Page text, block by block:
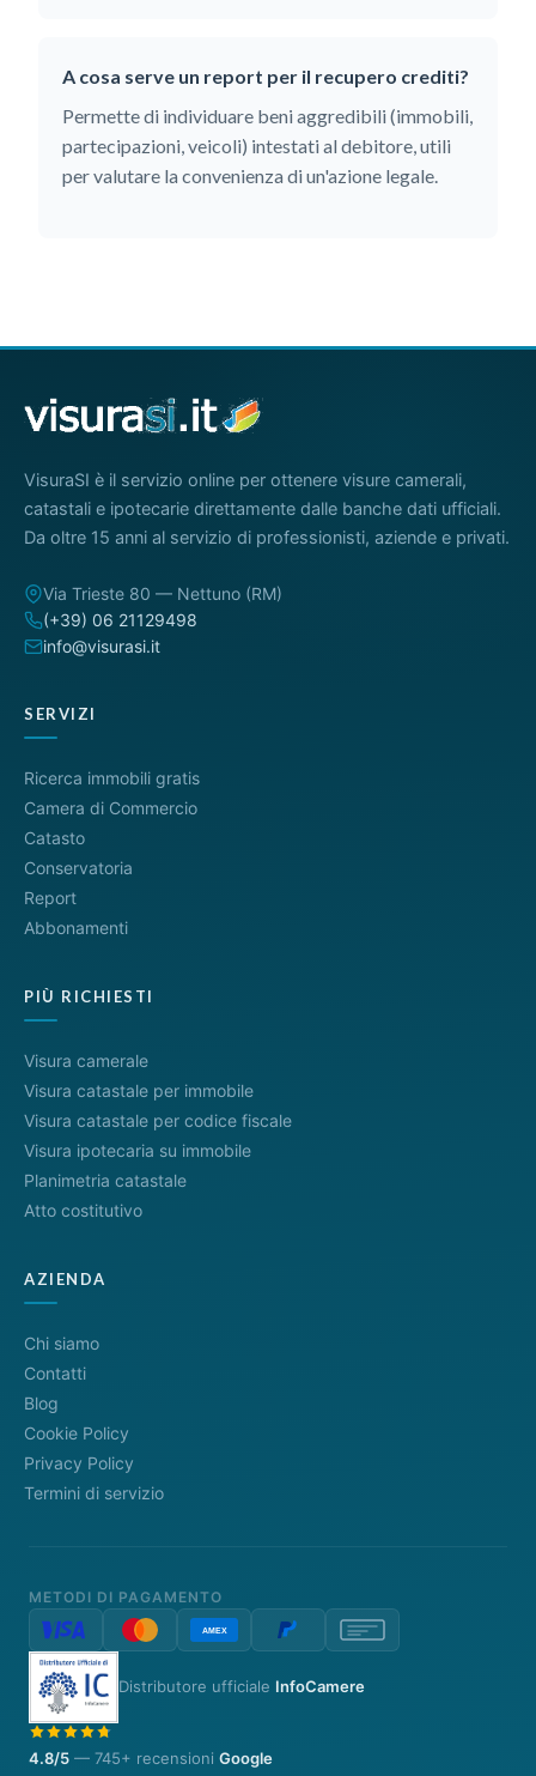
A cosa serve un report per il recupero crediti?
Permette di individuare beni aggredibili (immobili,
partecipazioni, veicoli) intestati al debitore, utili
per valutare la convenienza di un'azione legale.
VisuraSI è il servizio online per ottenere visure camerali,
catastali e ipotecarie direttamente dalle banche dati ufficiali.
Da oltre 15 anni al servizio di professionisti, aziende e privati.
Via Trieste 80 — Nettuno (RM)
(+39) 06 21129498
info@visurasi.it
SERVIZI
Ricerca immobili gratis
Camera di Commercio
Catasto
Conservatoria
Report
Abbonamenti
PIÙ RICHIESTI
Visura camerale
Visura catastale per immobile
Visura catastale per codice fiscale
Visura ipotecaria su immobile
Planimetria catastale
Atto costitutivo
AZIENDA
Chi siamo
Contatti
Blog
Cookie Policy
Privacy Policy
Termini di servizio
METODI DI PAGAMENTO
Distributore ufficiale InfoCamere
4.8/5 — 745+ recensioni Google